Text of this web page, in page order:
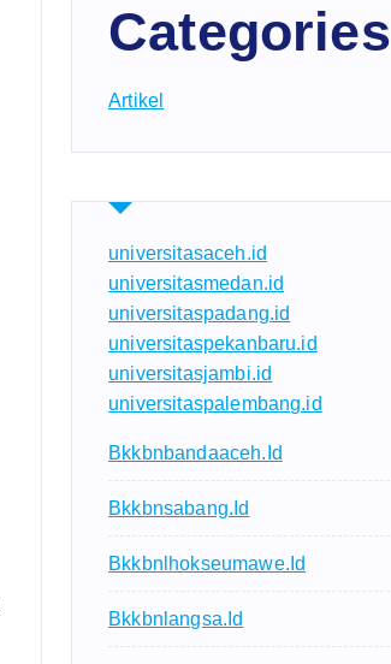
Categories
Artikel
universitasaceh.id
universitasmedan.id
universitaspadang.id
universitaspekanbaru.id
universitasjambi.id
universitaspalembang.id
Bkkbnbandaaceh.id
Bkkbnsabang.id
Bkkbnlhokseumawe.id
Bkkbnlangsa.id